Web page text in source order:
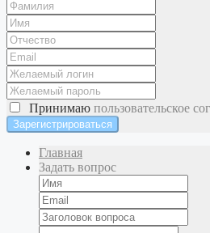
Принимаю пользовательское
Главная
Задать вопрос